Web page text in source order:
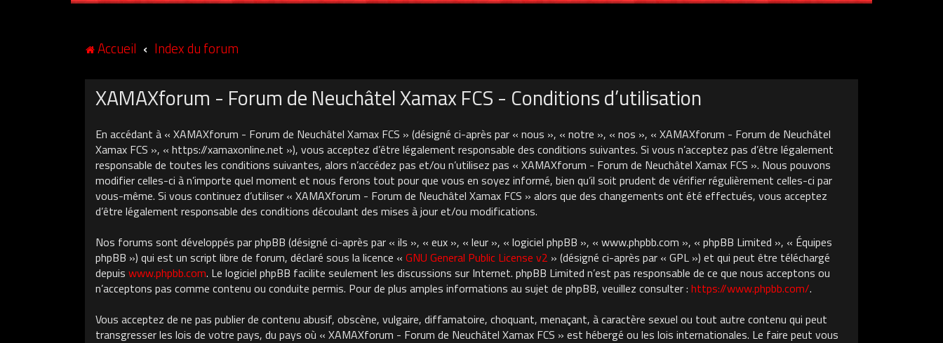
Accueil Index du forum
XAMAXforum - Forum de Neuchâtel Xamax FCS - Conditions d’utilisation
En accédant à « XAMAXforum - Forum de Neuchâtel Xamax FCS » (désigné ci-après par « nous », « notre », « nos », « XAMAXforum - Forum de Neuchâtel
Xamax FCS », « https://xamaxonline.net »), vous acceptez d’être légalement responsable des conditions suivantes. Si vous n’acceptez pas d’être légalement
responsable de toutes les conditions suivantes, alors n’accédez pas et/ou n’utilisez pas « XAMAXforum - Forum de Neuchâtel Xamax FCS ». Nous pouvons
modifier celles-ci à n’importe quel moment et nous ferons tout pour que vous en soyez informé, bien qu’il soit prudent de vérifier régulièrement celles-ci par
vous-même. Si vous continuez d’utiliser « XAMAXforum - Forum de Neuchâtel Xamax FCS » alors que des changements ont été effectués, vous acceptez
d’être légalement responsable des conditions découlant des mises à jour et/ou modifications.
Nos forums sont développés par phpBB (désigné ci-après par « ils », « eux », « leur », « logiciel phpBB », « www.phpbb.com », « phpBB Limited », « Équipes
phpBB ») qui est un script libre de forum, déclaré sous la licence « GNU General Public License v2 » (désigné ci-après par « GPL ») et qui peut être téléchargé
depuis www.phpbb.com. Le logiciel phpBB facilite seulement les discussions sur Internet. phpBB Limited n’est pas responsable de ce que nous acceptons ou
n’acceptons pas comme contenu ou conduite permis. Pour de plus amples informations au sujet de phpBB, veuillez consulter : https://www.phpbb.com/.
Vous acceptez de ne pas publier de contenu abusif, obscène, vulgaire, diffamatoire, choquant, menaçant, à caractère sexuel ou tout autre contenu qui peut
transgresser les lois de votre pays, du pays où « XAMAXforum - Forum de Neuchâtel Xamax FCS » est hébergé ou les lois internationales. Le faire peut vous